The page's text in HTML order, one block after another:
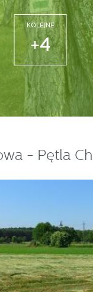
KOLEJNE
+4
- Pętla